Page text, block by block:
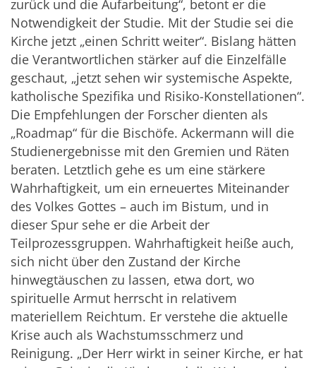
zurück und die Aufarbeitung“, betont er die
Notwendigkeit der Studie. Mit der Studie sei die
Kirche jetzt „einen Schritt weiter“. Bislang hätten
die Verantwortlichen stärker auf die Einzelfälle
geschaut, „jetzt sehen wir systemische Aspekte,
katholische Spezifika und Risiko-Konstellationen“.
Die Empfehlungen der Forscher dienten als
„Roadmap“ für die Bischöfe. Ackermann will die
Studienergebnisse mit den Gremien und Räten
beraten. Letztlich gehe es um eine stärkere
Wahrhaftigkeit, um ein erneuertes Miteinander
des Volkes Gottes – auch im Bistum, und in
dieser Spur sehe er die Arbeit der
Teilprozessgruppen. Wahrhaftigkeit heiße auch,
sich nicht über den Zustand der Kirche
hinwegtäuschen zu lassen, etwa dort, wo
spirituelle Armut herrscht in relativem
materiellem Reichtum. Er verstehe die aktuelle
Krise auch als Wachstumsschmerz und
Reinigung. „Der Herr wirkt in seiner Kirche, er hat